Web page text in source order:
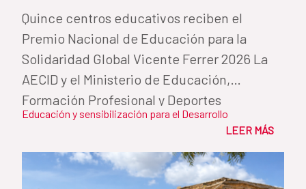
Quince centros educativos reciben el
Premio Nacional de Educación para la
Solidaridad Global Vicente Ferrer 2026 La
AECID y el Ministerio de Educación,
Formación Profesional y Deportes
reconocen...
Educación y sensibilización para el Desarrollo
LEER MÁS